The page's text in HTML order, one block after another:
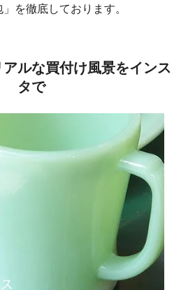
」を徹底しております。
ルな買付け風景をインス
タで